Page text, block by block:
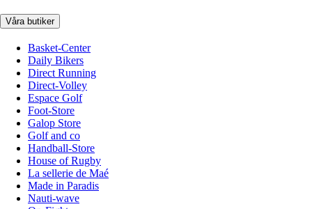
Våra butiker
Basket-Center
Daily Bikers
Direct Running
Direct-Volley
Espace Golf
Foot-Store
Galop Store
Golf and co
Handball-Store
House of Rugby
La sellerie de Maé
Made in Paradis
Nauti-wave